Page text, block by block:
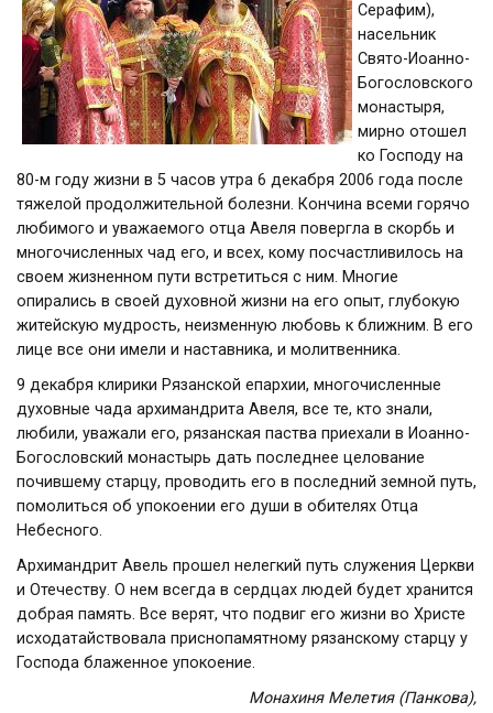
Серафим),
насельник
Свято-Иоанно-
Богословского
монастыря,
мирно отошел
ко Господу на
80-м году жизни в 5 часов утра 6 декабря 2006 года после
тяжелой продолжительной болезни. Кончина всеми горячо
любимого и уважаемого отца Авеля повергла в скорбь и
многочисленных чад его, и всех, кому посчастливилось на
своем жизненном пути встретиться с ним. Многие
опирались в своей духовной жизни на его опыт, глубокую
житейскую мудрость, неизменную любовь к ближним. В его
лице все они имели и наставника, и молитвенника.
9 декабря клирики Рязанской епархии, многочисленные
духовные чада архимандрита Авеля, все те, кто знали,
любили, уважали его, рязанская паства приехали в Иоанно-
Богословский монастырь дать последнее целование
почившему старцу, проводить его в последний земной путь,
помолиться об упокоении его души в обителях Отца
Небесного.
Архимандрит Авель прошел нелегкий путь служения Церкви
и Отечеству. О нем всегда в сердцах людей будет хранится
добрая память. Все верят, что подвиг его жизни во Христе
исходатайствовала приснопамятному рязанскому старцу у
Господа блаженное упокоение.
Монахиня Мелетия (Панкова),